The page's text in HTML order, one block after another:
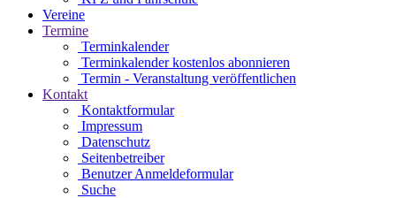
Vereine
Termine
Terminkalender
Terminkalender kostenlos abonnieren
Termin - Veranstaltung veröffentlichen
Kontakt
Kontaktformular
Impressum
Datenschutz
Seitenbetreiber
Benutzer Anmeldeformular
Suche